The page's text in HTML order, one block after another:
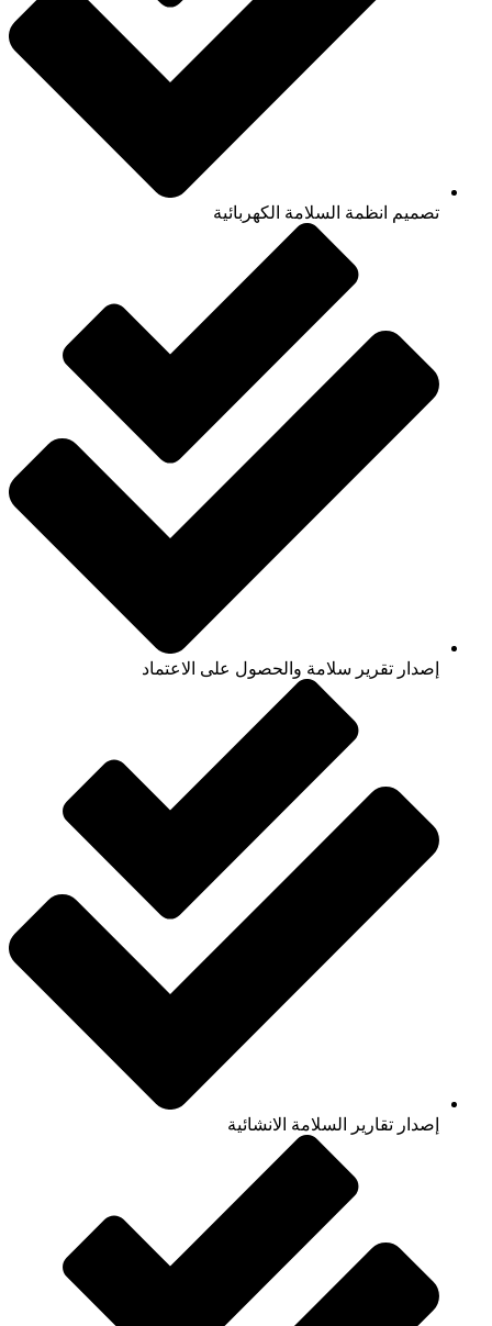
تصميم انظمة السلامة الكهربائية
إصدار تقرير سلامة والحصول على الاعتماد
إصدار تقارير السلامة الانشائية